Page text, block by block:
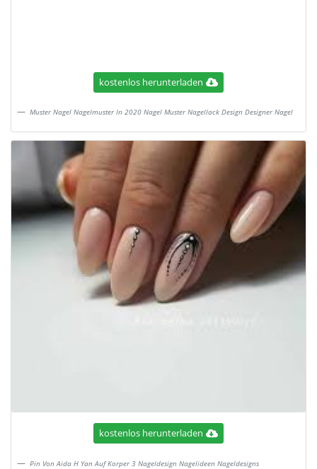
kostenlos herunterladen
Muster Nagel Nagelmuster In 2020 Nagel Muster Nagellack Design Designer Nagel
kostenlos herunterladen
Pin Von Aida H Yan Auf Korper 3 Nageldesign Nagelideen Nageldesigns